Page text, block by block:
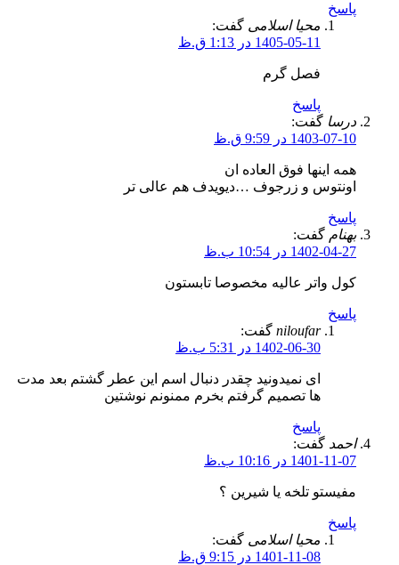
پاسخ
محیا اسلامی گفت:
1405-05-11 در 1:13 ق.ظ
فصل گرم
پاسخ
درسا گفت:
1403-07-10 در 9:59 ق.ظ
همه اینها فوق العاده ان
اونتوس و زرجوف …دیویدف هم عالی تر
پاسخ
بهنام گفت:
1402-04-27 در 10:54 ب.ظ
کول واتر عالیه مخصوصا تابستون
پاسخ
niloufar گفت:
1402-06-30 در 5:31 ب.ظ
ای نمیدونید چقدر دنبال اسم این عطر گشتم بعد مدت
ها تصمیم گرفتم بخرم ممنونم نوشتین
پاسخ
احمد گفت:
1401-11-07 در 10:16 ب.ظ
مفیستو تلخه یا شیرین ؟
پاسخ
محیا اسلامی گفت:
1401-11-08 در 9:15 ق.ظ